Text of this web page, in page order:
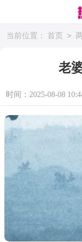
当前位置： 首页 >
老
时间：2025-08-08